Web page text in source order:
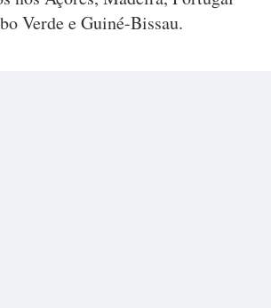
Verde e Guiné-Bissau.